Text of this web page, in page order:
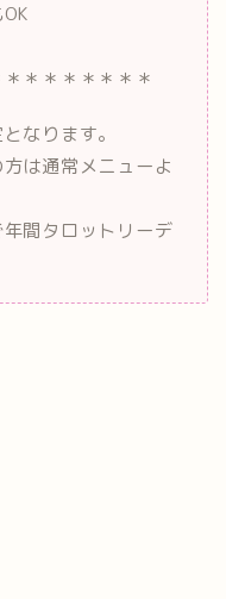
＊＊＊＊＊＊＊
なります。
は通常メニューよ
間タロットリーデ